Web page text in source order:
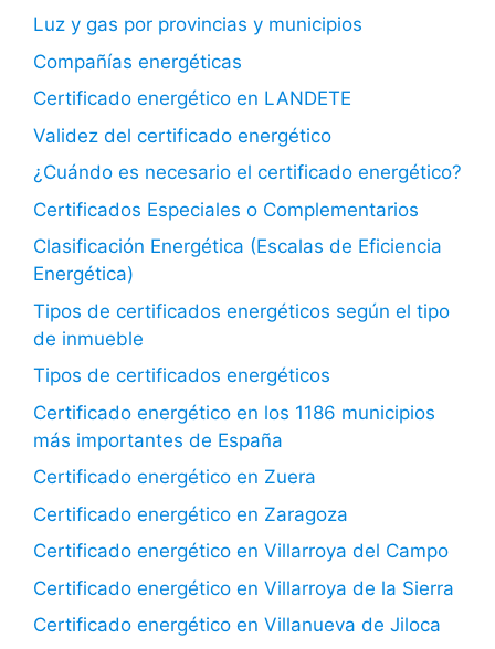
Luz y gas por provincias y municipios
Compañías energéticas
Certificado energético en LANDETE
Validez del certificado energético
¿Cuándo es necesario el certificado energético?
Certificados Especiales o Complementarios
Clasificación Energética (Escalas de Eficiencia
Energética)
Tipos de certificados energéticos según el tipo
de inmueble
Tipos de certificados energéticos
Certificado energético en los 1186 municipios
más importantes de España
Certificado energético en Zuera
Certificado energético en Zaragoza
Certificado energético en Villarroya del Campo
Certificado energético en Villarroya de la Sierra
Certificado energético en Villanueva de Jiloca